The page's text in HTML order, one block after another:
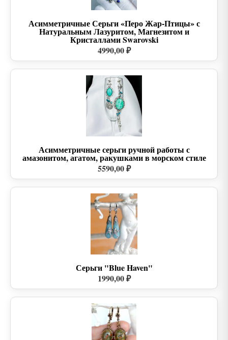
Асимметричные Серьги «Перо Жар-Птицы» с
Натуральным Лазуритом, Магнезитом и
Кристаллами Swarovski
4990,00 ₽
Асимметричные серьги ручной работы с
амазонитом, агатом, ракушками в морском стиле
5590,00 ₽
Серьги "Blue Haven"
1990,00 ₽